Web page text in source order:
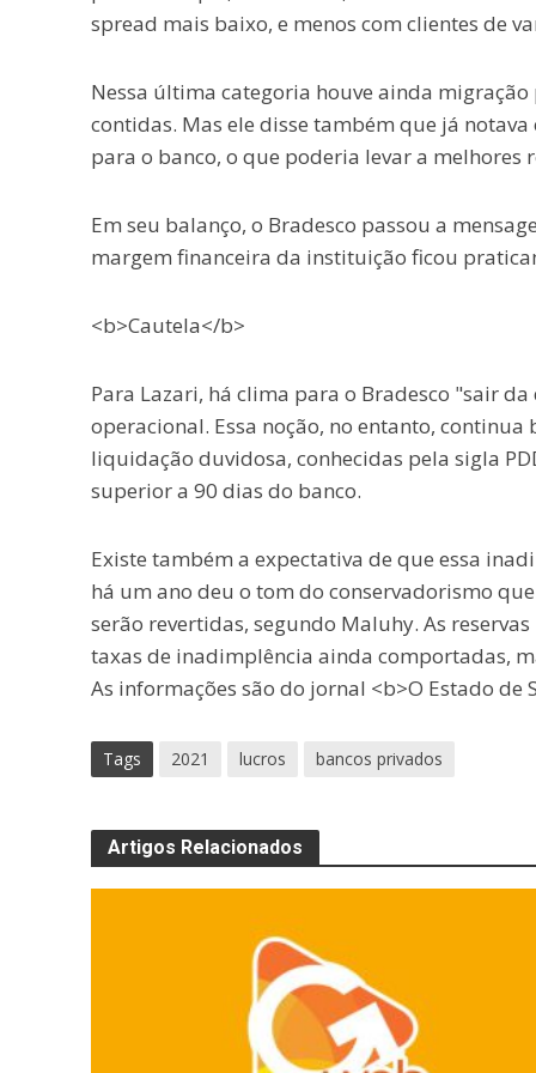
spread mais baixo, e menos com clientes de
Nessa última categoria houve ainda
contidas. Mas ele disse também que já
para o banco, o que poderia levar a melhores
Em seu balanço, o Bradesco passou a
margem financeira da instituição ficou
<b>Cautela</b>
Para Lazari, há clima para o Bradesco "sair
operacional. Essa noção, no entanto,
liquidação duvidosa, conhecidas pela sigla
superior a 90 dias do banco.
Existe também a expectativa de que essa
há um ano deu o tom do conservadorismo
serão revertidas, segundo Maluhy. As
taxas de inadimplência ainda comportadas,
As informações são do jornal <b>O Estado de
Tags 2021 lucros bancos privados
Artigos Relacionados